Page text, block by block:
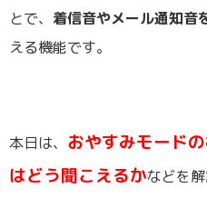
とで、 着信音やメール通知音
える機能です。
本日は、 おやすみモード
はどう聞こえるかなどを